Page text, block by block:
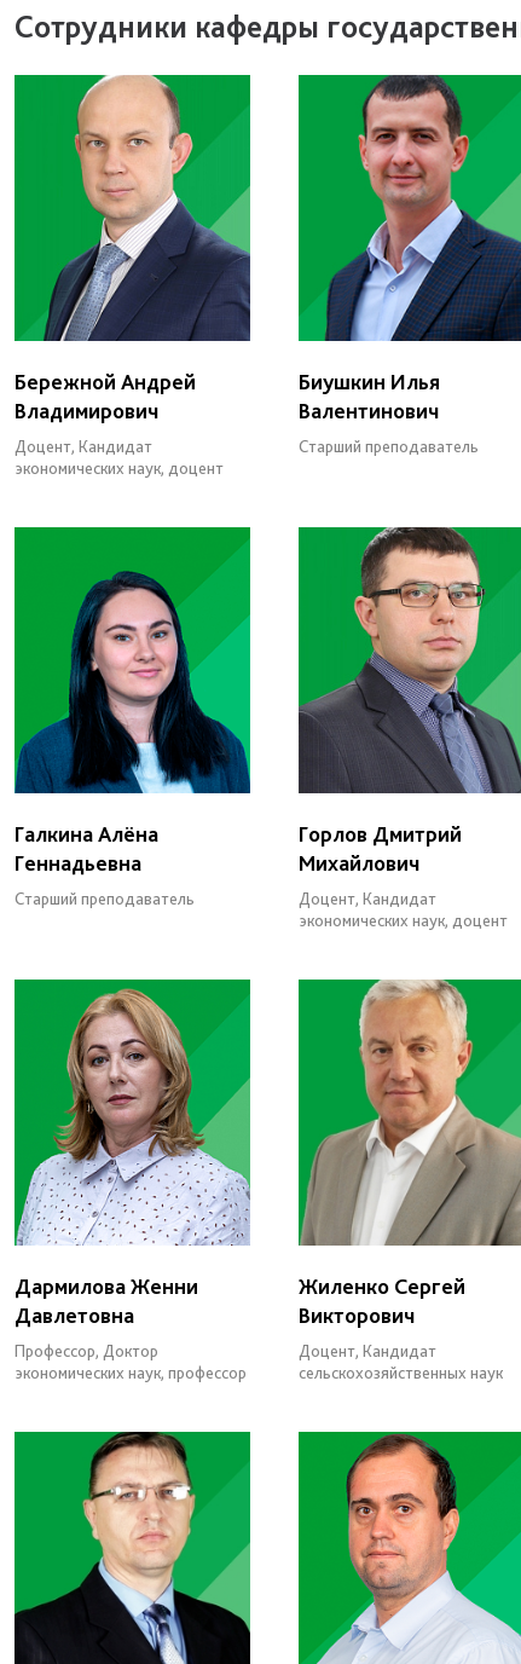
Сотрудники кафедры
Бережной Андрей
Владимирович
Доцент, Кандидат
экономических наук, доцент
Биушкин Илья
Валентинович
Старший преподаватель
Галкина Алёна
Геннадьевна
Старший преподаватель
Горлов Дмитрий
Михайлович
Доцент, Кандидат
экономических наук, доцент
Дармилова Женни
Давлетовна
Профессор, Доктор
экономических наук, профессор
Жиленко Сергей
Викторович
Доцент, Кандидат
сельскохозяйственных наук